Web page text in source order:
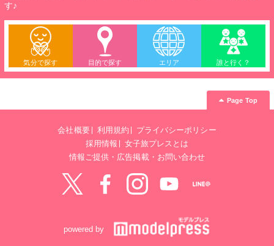
す♪
気分で探す 目的で探す エリア 誰と行く？
Page Top
会社概要 利用規約
プライバシーポリシー
採用情報
女子旅プレスとは
情報ご提供・広告掲載・お問い合わせ
powered by